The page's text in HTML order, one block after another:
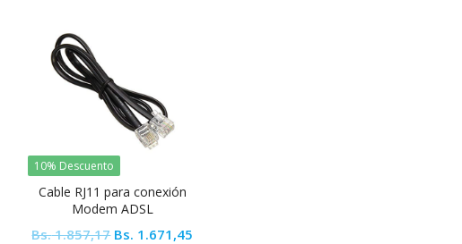
10% Descuento
Cable RJ11 para conexión
Modem ADSL
Bs.1.857,17 Original
Bs. 1.671,45